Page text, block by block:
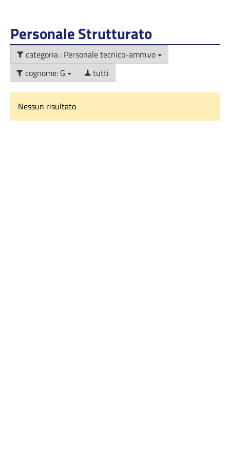
Personale Strutturato
categoria : Personale tecnico-amm.vo
cognome: G
tutti
Nessun risultato